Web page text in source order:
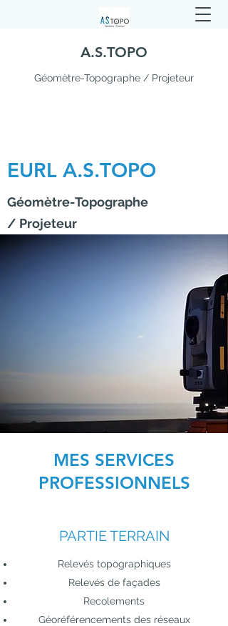
A.S.TOPO
Géomètre-Topographe / Projeteur
EURL A.S.TOPO
Géomètre-Topographe
/ Projeteur
MES SERVICES
PROFESSIONNELS
PARTIE TERRAIN
Relevés topographiques
Relevés de façades
Recolements
Géoréférencements des réseaux